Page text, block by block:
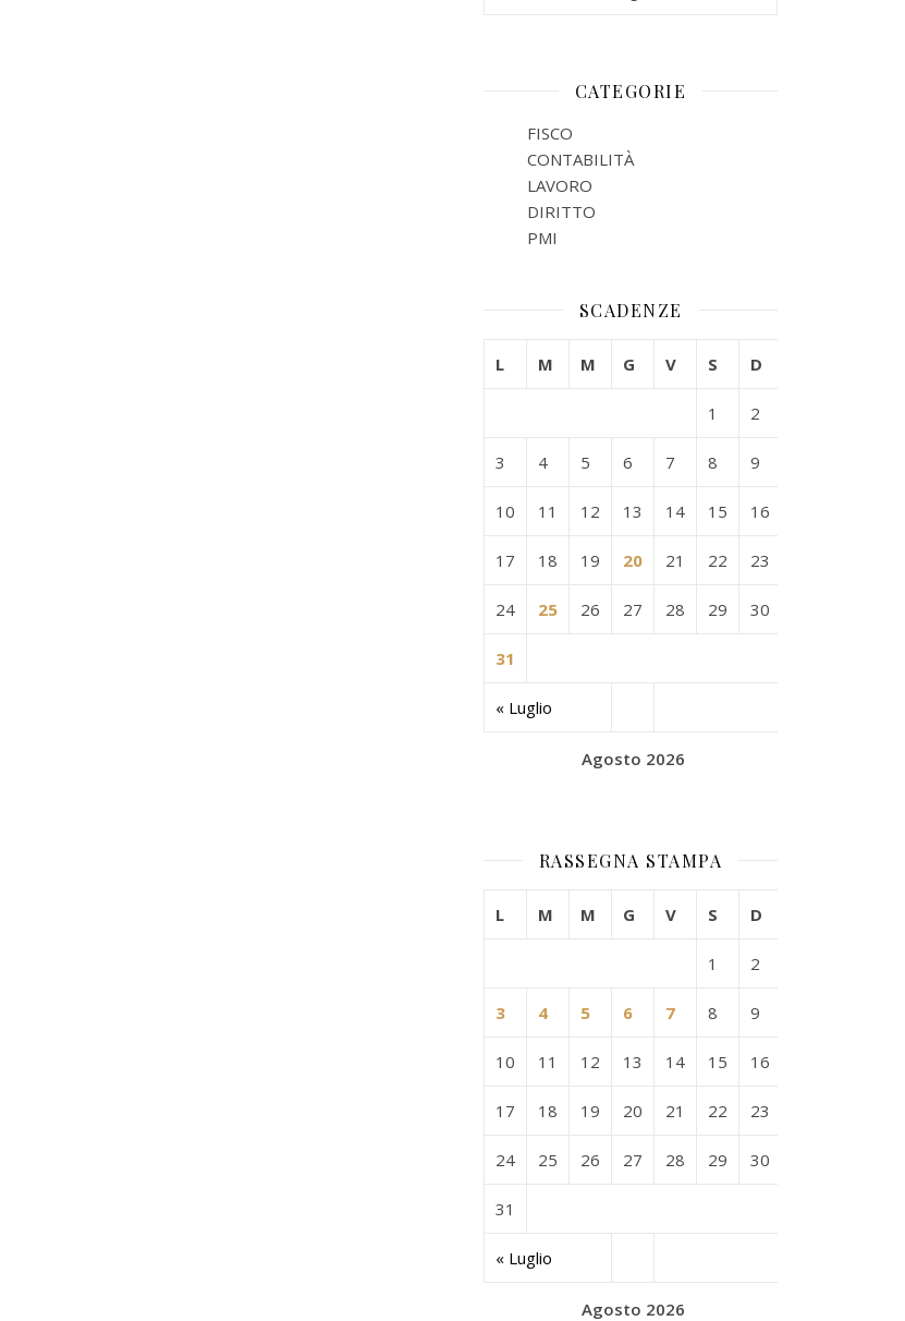
CATEGORIE
FISCO
CONTABILITÀ
LAVORO
DIRITTO
PMI
SCADENZE
Agosto 2026
L M M G V S D
« Luglio
1 2
3 4 5 6 7 8 9
10 11 12 13 14 15 16
17 18 19 20 21 22 23
24 25 26 27 28 29 30
31
RASSEGNA STAMPA
Agosto 2026
L M M G V S D
« Luglio
1 2
3 4 5 6 7 8 9
10 11 12 13 14 15 16
17 18 19 20 21 22 23
24 25 26 27 28 29 30
31